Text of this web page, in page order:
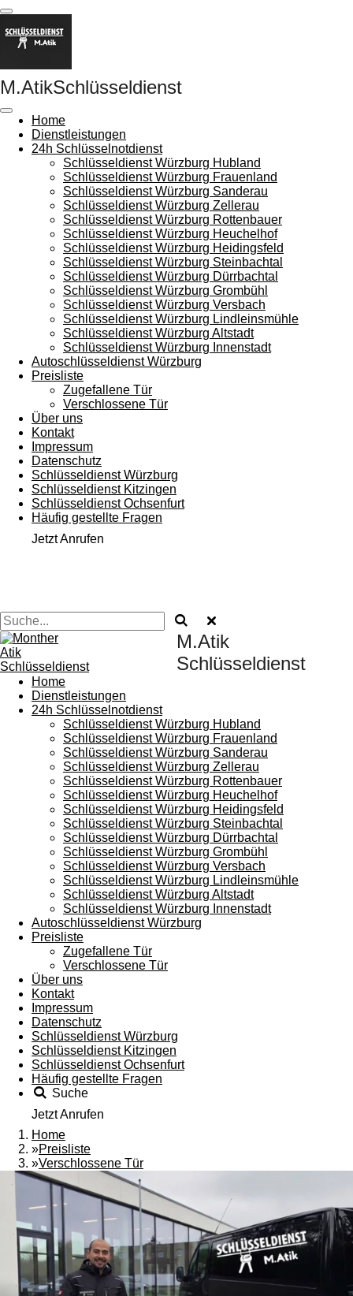
Zum
Hauptinhalt
springen
M.AtikSchlüsseldienst
Home
Dienstleistungen
24h Schlüsselnotdienst
Schlüsseldienst Würzburg Hubland
Schlüsseldienst Würzburg Frauenland
Schlüsseldienst Würzburg Sanderau
Schlüsseldienst Würzburg Zellerau
Schlüsseldienst Würzburg Rottenbauer
Schlüsseldienst Würzburg Heuchelhof
Schlüsseldienst Würzburg Heidingsfeld
Schlüsseldienst Würzburg Steinbachtal
Schlüsseldienst Würzburg Dürrbachtal
Schlüsseldienst Würzburg Grombühl
Schlüsseldienst Würzburg Versbach
Schlüsseldienst Würzburg Lindleinsmühle
Schlüsseldienst Würzburg Altstadt
Schlüsseldienst Würzburg Innenstadt
Autoschlüsseldienst Würzburg
Preisliste
Zugefallene Tür
Verschlossene Tür
Über uns
Kontakt
Impressum
Datenschutz
Schlüsseldienst Würzburg
Schlüsseldienst Kitzingen
Schlüsseldienst Ochsenfurt
Häufig gestellte Fragen
Jetzt Anrufen
M.Atik
Schlüsseldienst
Home
Dienstleistungen
24h Schlüsselnotdienst
Schlüsseldienst Würzburg Hubland
Schlüsseldienst Würzburg Frauenland
Schlüsseldienst Würzburg Sanderau
Schlüsseldienst Würzburg Zellerau
Schlüsseldienst Würzburg Rottenbauer
Schlüsseldienst Würzburg Heuchelhof
Schlüsseldienst Würzburg Heidingsfeld
Schlüsseldienst Würzburg Steinbachtal
Schlüsseldienst Würzburg Dürrbachtal
Schlüsseldienst Würzburg Grombühl
Schlüsseldienst Würzburg Versbach
Schlüsseldienst Würzburg Lindleinsmühle
Schlüsseldienst Würzburg Altstadt
Schlüsseldienst Würzburg Innenstadt
Autoschlüsseldienst Würzburg
Preisliste
Zugefallene Tür
Verschlossene Tür
Über uns
Kontakt
Impressum
Datenschutz
Schlüsseldienst Würzburg
Schlüsseldienst Kitzingen
Schlüsseldienst Ochsenfurt
Häufig gestellte Fragen
Suche
Jetzt Anrufen
Home
»Preisliste
»Verschlossene Tür